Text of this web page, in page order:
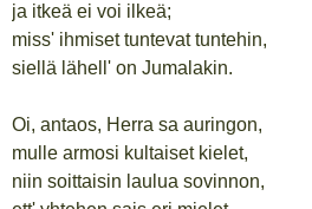
ja itkeä ei voi ilkeä;
miss' ihmiset tuntevat tuntehin,
siellä lähell' on Jumalakin.
Oi, antaos, Herra sa auringon,
mulle armosi kultaiset kielet,
niin soittaisin laulua sovinnon,